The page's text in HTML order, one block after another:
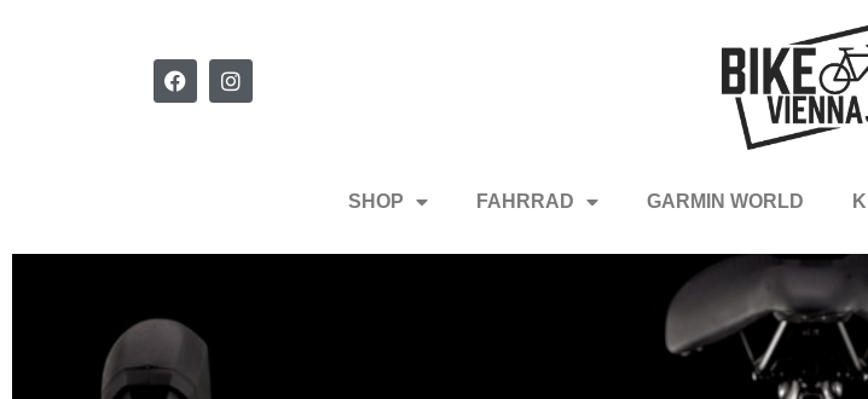
SHOP FAHRRAD GARMIN WORLD